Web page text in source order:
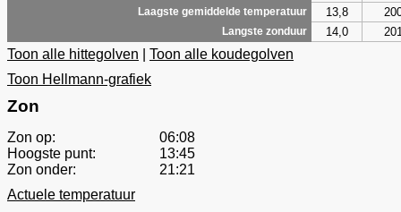
Laagste gemiddelde temperatuur 13,8
Langste zonduur 14,0
Toon alle hittegolven
Toon alle koudegolven
Toon Hellmann-grafiek
Zon
Zon op:
06:08
Hoogste punt:
13:45
Zon onder:
21:21
Actuele temperatuur